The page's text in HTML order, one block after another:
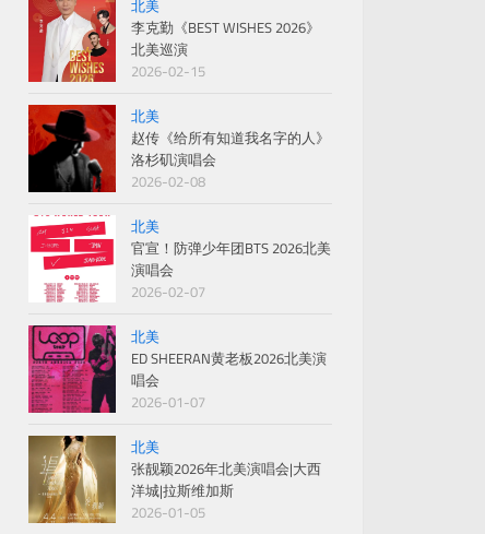
北美
李克勤《BEST WISHES 2026》
北美巡演
2026-02-15
北美
赵传《给所有知道我名字的人》
洛杉矶演唱会
2026-02-08
北美
官宣！防弹少年团BTS 2026北美
演唱会
2026-02-07
北美
ED SHEERAN黄老板2026北美演
唱会
2026-01-07
北美
张靓颖2026年北美演唱会|大西
洋城|拉斯维加斯
2026-01-05